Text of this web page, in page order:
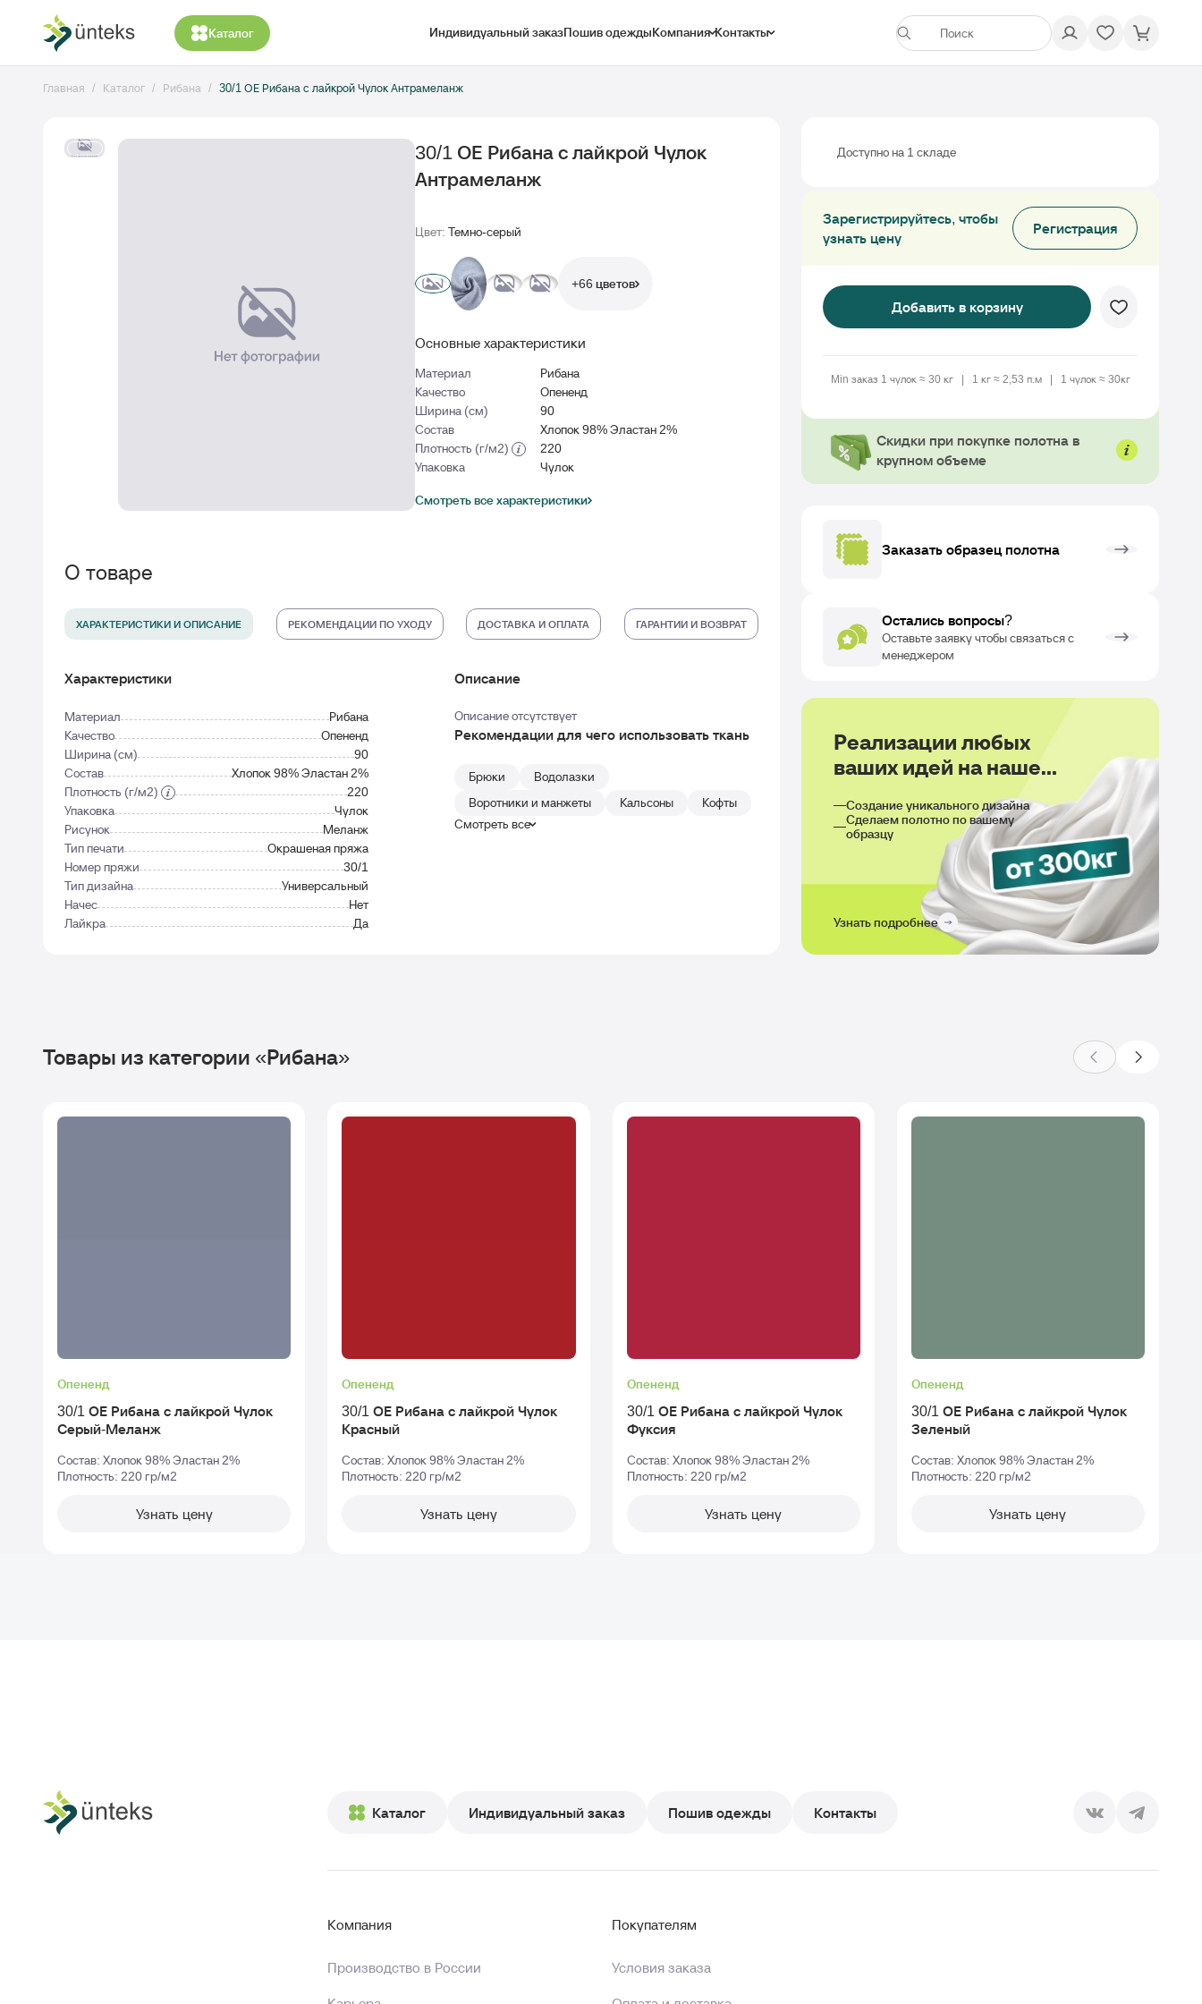
Каталог Индивидуальный заказПошив одеждыКомпания Контакты
Главная Каталог Рибана 30/1 ОЕ Рибана с лайкрой Чулок Антрамеланж
30/1 ОЕ Рибана с лайкрой Чулок
Антрамеланж
Цвет: Темно-серый
+66 цветов
Основные характеристики
Материал
Рибана
Качество
Опененд
Ширина (см)
90
Состав
Хлопок 98% Эластан 2%
Плотность (г/м2)
220
Упаковка
Чулок
Смотреть все характеристики
О товаре
ХАРАКТЕРИСТИКИ И ОПИСАНИЕ РЕКОМЕНДАЦИИ ПО УХОДУ ДОСТАВКА И ОПЛАТА ГАРАНТИИ И ВОЗВРАТ
Характеристики
Материал
Рибана
Качество
Опененд
Ширина (см)
90
Состав
Хлопок 98% Эластан 2%
Плотность (г/м2)
220
Упаковка
Чулок
Рисунок
Меланж
Тип печати
Окрашеная пряжа
Номер пряжи
30/1
Тип дизайна
Универсальный
Начес
Нет
Лайкра
Да
Описание
Описание отсутствует
Рекомендации для чего использовать ткань
Брюки
Водолазки
Воротники и манжеты
Кальсоны
Кофты
Смотреть все
Доступно на 1 складе
Зарегистрируйтесь, чтобы
узнать цену
Регистрация
Добавить в корзину
Min заказ 1 чулок ≈ 30 кг 1 кг ≈ 2,53 п.м 1 чулок ≈ 30кг
Скидки при покупке полотна в
крупном объеме
Заказать образец полотна
Остались вопросы?
Оставьте заявку чтобы связаться с
менеджером
Реализации любых
ваших идей на нашем
Создание уникального дизайна
Сделаем полотно по вашему
образцу
Узнать подробнее
Товары из категории «Рибана»
Опененд
30/1 ОЕ Рибана с лайкрой Чулок
Серый-Меланж
Состав: Хлопок 98% Эластан 2%
Плотность: 220 гр/м2
Узнать цену
Опененд
30/1 ОЕ Рибана с лайкрой Чулок
Красный
Состав: Хлопок 98% Эластан 2%
Плотность: 220 гр/м2
Узнать цену
Опененд
30/1 ОЕ Рибана с лайкрой Чулок
Фуксия
Состав: Хлопок 98% Эластан 2%
Плотность: 220 гр/м2
Узнать цену
Опененд
30/1 ОЕ Рибана с лайкрой Чулок
Зеленый
Состав: Хлопок 98% Эластан 2%
Плотность: 220 гр/м2
Узнать цену
Каталог Индивидуальный заказ Пошив одежды Контакты
Компания
Производство в России
Покупателям
Условия заказа